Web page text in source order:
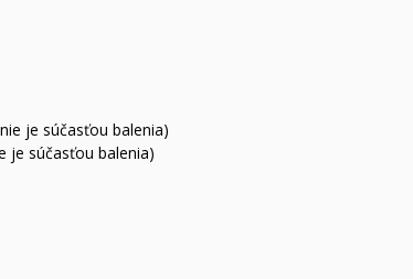
je súčasťou balenia)
je súčasťou balenia)